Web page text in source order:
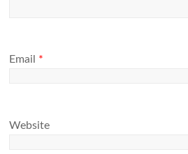
Email *
Website